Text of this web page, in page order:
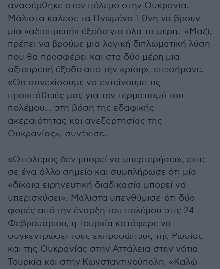
αναφέρθηκε στον πόλεμο στην Ουκρανία.
Μάλιστα κάλεσε τα Ηνωμένα Έθνη να βρουν
μία «αξιοπρεπή» έξοδο για όλα τα μέρη. «Μαζί,
πρέπει να βρούμε μια λογική διπλωματική λύση
που θα προσφέρει και στα δύο μέρη μια
αξιοπρεπή έξοδο από την κρίση», επεσήμανε.
«Θα συνεχίσουμε να εντείνουμε τις
προσπάθειές μας για τον τερματισμό του
πολέμου… στη βάση της εδαφικής
ακεραιότητας και ανεξαρτησίας της
Ουκρανίας», συνέχισε.
«Ο πόλεμος δεν μπορεί να υπερτερήσει», είπε
σε ένα άλλο σημείο και συμπλήρωσε ότι μία
«δίκαια ειρηνευτική διαδικασία μπορεί να
υπερισχύσει». Μάλιστα υπενθύμισε ότι δύο
φορές από την έναρξη του πολέμου στις 24
Φεβρουαρίου, η Τουρκία κατάφερε να
συγκεντρώσει τους εκπροσώπους της Ρωσίας
και της Ουκρανίας στην Αττάλεια στην νότια
Τουρκία και στην Κωνσταντινούπολη. «Καλώ